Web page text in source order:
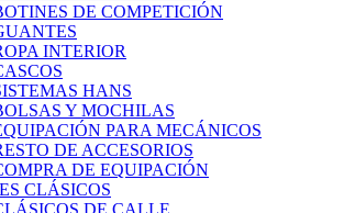
DE COMPETICIÓN
INTERIOR
HANS
Y MOCHILAS
PARA MECÁNICOS
DE ACCESORIOS
DE EQUIPACIÓN
CLÁSICOS
DE CALLE